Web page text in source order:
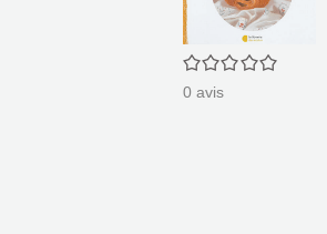
0/5
0 avis